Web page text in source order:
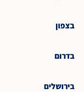
בצפון
בדרום
בירושלים